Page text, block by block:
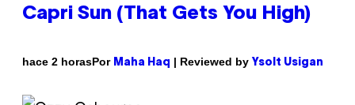
Capri Sun (That Gets You High)
hace 2 horasPor Maha Haq | Reviewed by Ysolt Usigan